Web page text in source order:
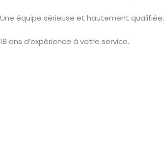
Une équipe sérieuse et hautement qualifiée.
18 ans d’expérience à votre service.